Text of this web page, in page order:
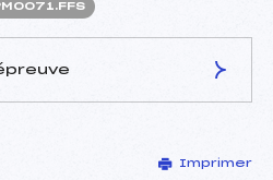
ROSIER CHRISTOPHE
Imprimer